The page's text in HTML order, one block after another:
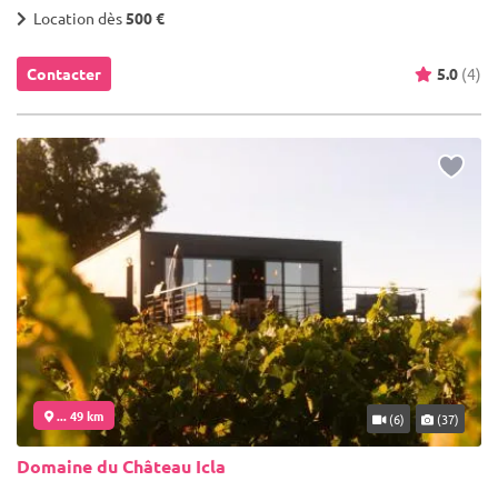
Location dès500 €
Contacter 5.0 (4)
... 49 km (6) (37)
Domaine du Château Icla